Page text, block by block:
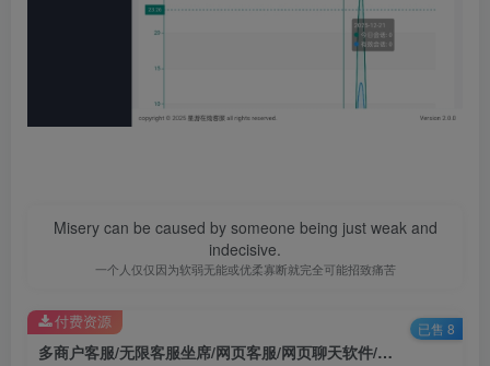
Misery can be caused by someone being just weak and
indecisive.
一个人仅仅因为软弱无能或优柔寡断就完全可能招致痛苦
多商户客服/无限客服坐席/网页客服/网页聊天软件/多租户SaaS/即时沟通/智能在线客服系统
付费资源 已售 8